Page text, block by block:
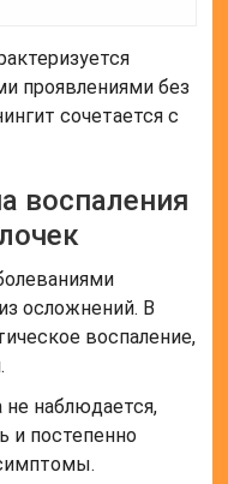
проявлениями без
сочетается с
воспаления
осложнений. В
воспаление,
наблюдается,
и постепенно